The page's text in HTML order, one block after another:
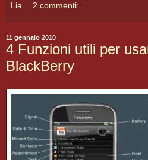
Lia 2 commenti:
11 gennaio 2010
4 Funzioni utili per
BlackBerry